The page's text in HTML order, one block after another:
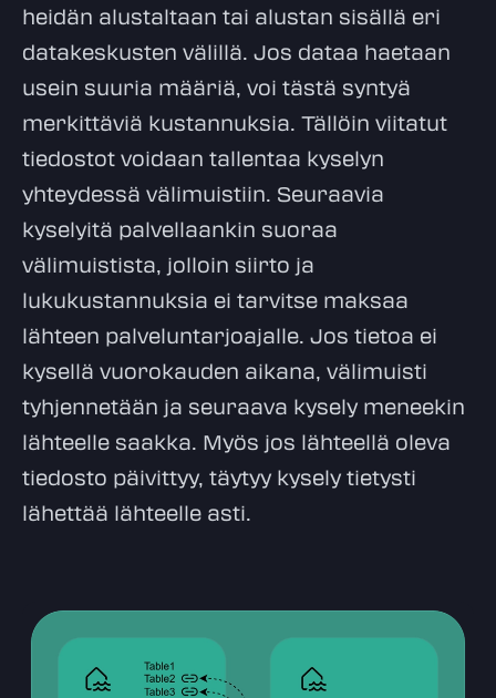
heidän alustaltaan tai alustan sisällä eri
datakeskusten välillä. Jos dataa haetaan
usein suuria määriä, voi tästä syntyä
merkittäviä kustannuksia. Tällöin viitatut
tiedostot voidaan tallentaa kyselyn
yhteydessä välimuistiin. Seuraavia
kyselyitä palvellaankin suoraa
välimuistista, jolloin siirto ja
lukukustannuksia ei tarvitse maksaa
lähteen palveluntarjoajalle. Jos tietoa ei
kysellä vuorokauden aikana, välimuisti
tyhjennetään ja seuraava kysely meneekin
lähteelle saakka. Myös jos lähteellä oleva
tiedosto päivittyy, täytyy kysely tietysti
lähettää lähteelle asti.